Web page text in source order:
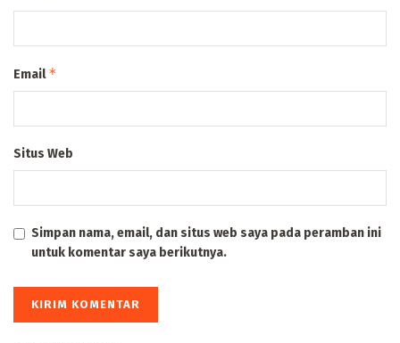
Email*
Situs Web
Simpan nama, email, dan situs web saya pada peramban ini
untuk komentar saya berikutnya.